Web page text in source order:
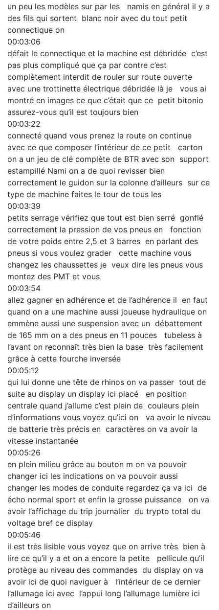
un peu les modèles sur par les namis en général il y a
des fils qui sortent blanc noir avec du tout petit
connectique on
00:03:06
défait le connectique et la machine est débridée c’est
pas plus compliqué que ça par contre c’est
complètement interdit de rouler sur route ouverte
avec une trottinette électrique débridée là je vous ai
montré en images ce que c’était que ce petit bitonio
assurez-vous qu’il est toujours bien
00:03:22
connecté quand vous prenez la route on continue
avec ce que composer l’intérieur de ce petit carton
on a un jeu de clé complète de BTR avec son support
estampillé Nami on a de quoi revisser bien
correctement le guidon sur la colonne d’ailleurs sur ce
type de machine faites le tour de tous les
00:03:39
petits serrage vérifiez que tout est bien serré gonflé
correctement la pression de vos pneus en fonction
de votre poids entre 2,5 et 3 barres en parlant des
pneus si vous voulez grader cette machine vous
changez les chaussettes je veux dire les pneus vous
montez des PMT et vous
00:03:54
allez gagner en adhérence et de l’adhérence il en faut
quand on a une machine aussi joueuse hydraulique on
emmène aussi une suspension avec un débattement
de 165 mm on a des pneus en 11 pouces tubeless à
l’avant on reconnaît très bien la base très facilement
grâce à cette fourche inversée
00:05:12
qui lui donne une tête de rhinos on va passer tout de
suite au display un display ici placé en position
centrale quand j’allume c’est plein de couleurs plein
d’informations vous voyez qu’ici on va avoir le niveau
de batterie très précis en caractères on va avoir la
vitesse instantanée
00:05:26
en plein milieu grâce au bouton m on va pouvoir
changer ici les indications on va pouvoir aussi
changer les modes de conduite regardez ça va ici de
écho normal sport et enfin la grosse puissance on va
avoir l’affichage du trip journalier du trypto total du
voltage bref ce display
00:05:46
il est très lisible vous voyez que on arrive très bien à
lire ce qu’il y a et on a encore la petite pellicule qu’il
protège au niveau des commandes du display on va
avoir ici de quoi naviguer à l’intérieur de ce dernier
l’allumage ici avec l’appui long l’allumage lumière ici
d’ailleurs on